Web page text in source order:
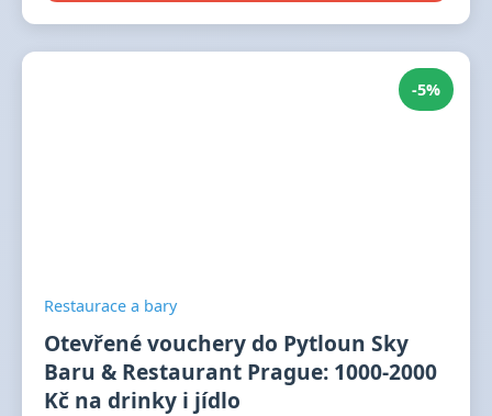
-5%
Restaurace a bary
Otevřené vouchery do Pytloun Sky
Baru & Restaurant Prague: 1000-2000
Kč na drinky i jídlo